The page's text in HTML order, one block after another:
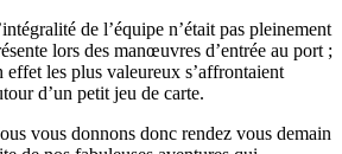
de l’équipe n’était pas pleinement
lors des manœuvres d’entrée au port ;
effet les plus valeureux s’affrontaient
d’un petit jeu de carte.
vous donnons donc rendez vous demain